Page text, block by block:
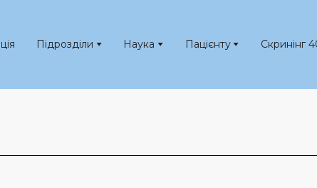
Підрозділи Наука Пацієнту Скринінг